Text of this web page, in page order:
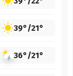
39°/21°
36°/21°